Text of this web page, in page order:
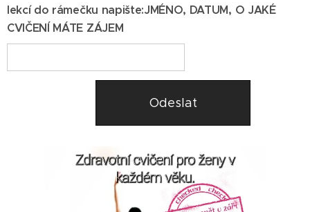
lekcí do rámečku napište:JMÉNO, DATUM, O JAKÉ
CVIČENÍ MÁTE ZÁJEM
Odeslat